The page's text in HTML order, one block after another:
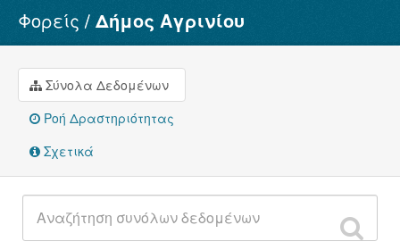
Σύνολα Δεδομένων
Φορείς
Ομάδες
Σχετικά
Φορείς Δήμος Αγρινίου
Σύνολα Δεδομένων
Ροή Δραστηριότητας
Σχετικά